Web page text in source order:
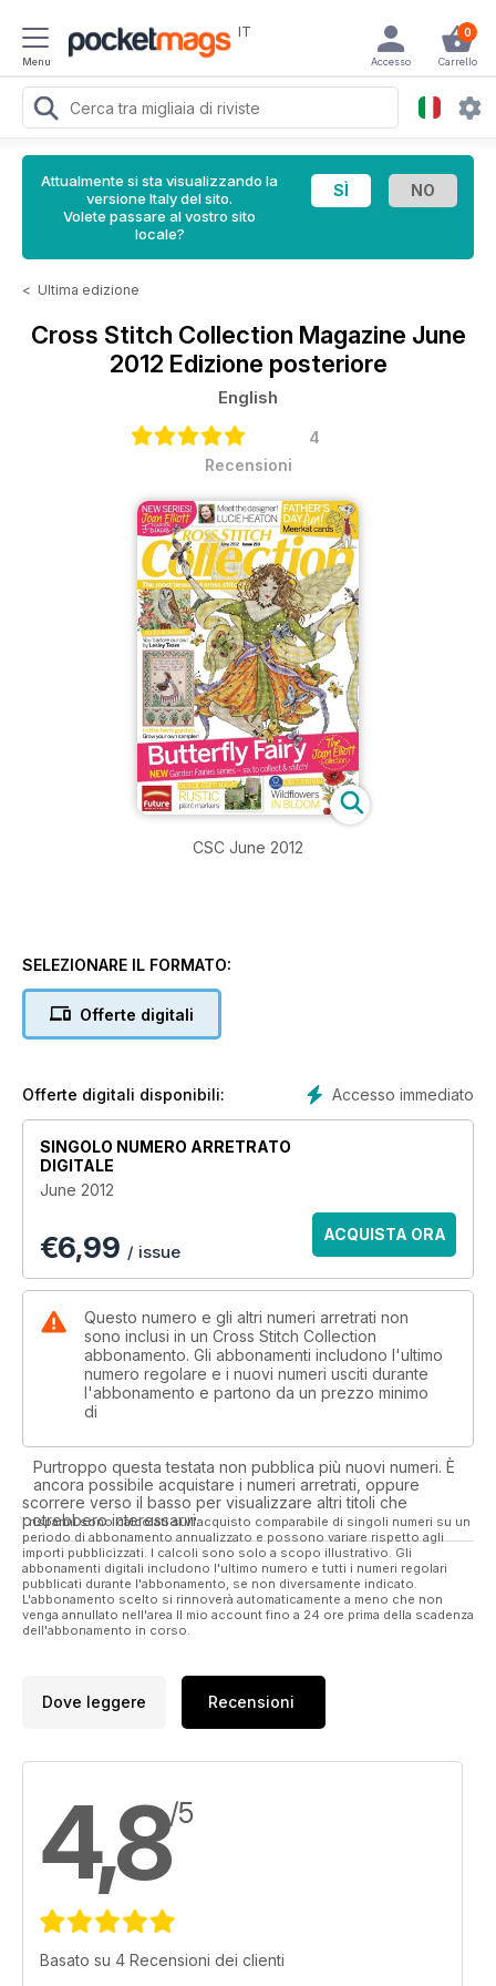
Menu
IT 0
Carrello
Accesso
Attualmente si sta visualizzando la
versione Italy del sito.
Volete passare al vostro sito
locale?
< Ultima edizione
Cross Stitch Collection Magazine June
2012 Edizione posteriore
English
4
Recensioni
CSC June 2012
SELEZIONARE IL FORMATO:
Offerte digitali
Accesso immediato
Offerte digitali disponibili:
SINGOLO NUMERO ARRETRATO
DIGITALE
June 2012
€6,99 / issue
ACQUISTA ORA
Questo numero e gli altri numeri arretrati non
sono inclusi in un Cross Stitch Collection
abbonamento. Gli abbonamenti includono l'ultimo
numero regolare e i nuovi numeri usciti durante
l'abbonamento e partono da un prezzo minimo
di
Purtroppo questa testata non pubblica più nuovi numeri. È
ancora possibile acquistare i numeri arretrati, oppure
scorrere verso il basso per visualizzare altri titoli che
potrebbero interessarvi.
I risparmi sono calcolati sull'acquisto comparabile di singoli numeri su un
periodo di abbonamento annualizzato e possono variare rispetto agli
importi pubblicizzati. I calcoli sono solo a scopo illustrativo. Gli
abbonamenti digitali includono l'ultimo numero e tutti i numeri regolari
pubblicati durante l'abbonamento, se non diversamente indicato.
L'abbonamento scelto si rinnoverà automaticamente a meno che non
venga annullato nell'area Il mio account fino a 24 ore prima della scadenza
dell'abbonamento in corso.
Dove leggere Recensioni
4,8/5
Basato su 4 Recensioni dei clienti